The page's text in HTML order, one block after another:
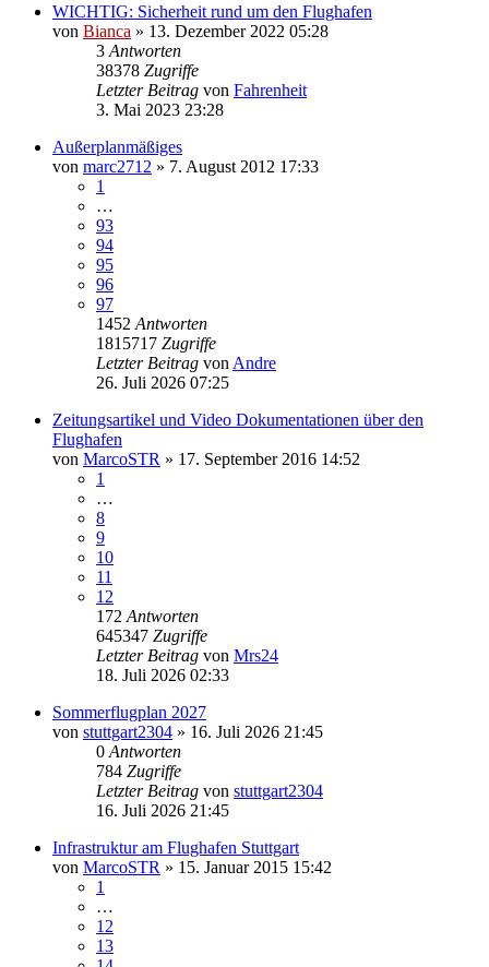
WICHTIG: Sicherheit rund um den Flughafen
von Bianca » 13. Dezember 2022 05:28
3 Antworten
38378 Zugriffe
Letzter Beitrag von Fahrenheit
3. Mai 2023 23:28
Außerplanmäßiges
von marc2712 » 7. August 2012 17:33
1
…
93
94
95
96
97
1452 Antworten
1815717 Zugriffe
Letzter Beitrag von Andre
26. Juli 2026 07:25
Zeitungsartikel und Video Dokumentationen über den
Flughafen
von MarcoSTR » 17. September 2016 14:52
1
…
8
9
10
11
12
172 Antworten
645347 Zugriffe
Letzter Beitrag von Mrs24
18. Juli 2026 02:33
Sommerflugplan 2027
von stuttgart2304 » 16. Juli 2026 21:45
0 Antworten
784 Zugriffe
Letzter Beitrag von stuttgart2304
16. Juli 2026 21:45
Infrastruktur am Flughafen Stuttgart
von MarcoSTR » 15. Januar 2015 15:42
1
…
12
13